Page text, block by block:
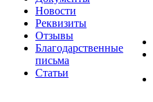
Новости
Реквизиты
Отзывы
Благодарственные
письма
Статьи